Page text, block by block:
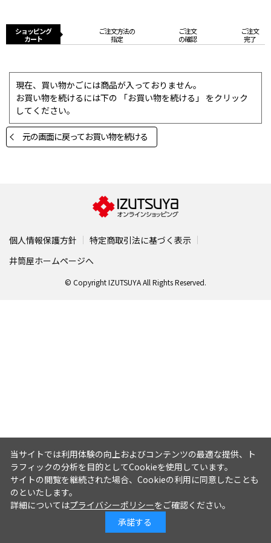
ショッピング
カート
ご注文方法の
指定
ご注文
の確認
ご注文
完了
現在、買い物かごには商品が入っておりません。
お買い物を続けるには下の 「お買い物を続ける」 をクリック
してください。
元の画面に戻ってお買い物を続ける
個人情報保護方針
特定商取引法に基づく表示
井筒屋ホームページへ
© Copyright IZUTSUYA All Rights Reserved.
当サイトでは利用体験の向上およびコンテンツの最適な提供、ト
ラフィックの分析を目的としてCookieを使用しています。
サイトの閲覧を継続された場合、Cookieの利用に同意したことも
のといたします。
詳細についてはプライバシーポリシーをご確認ください。
承諾する